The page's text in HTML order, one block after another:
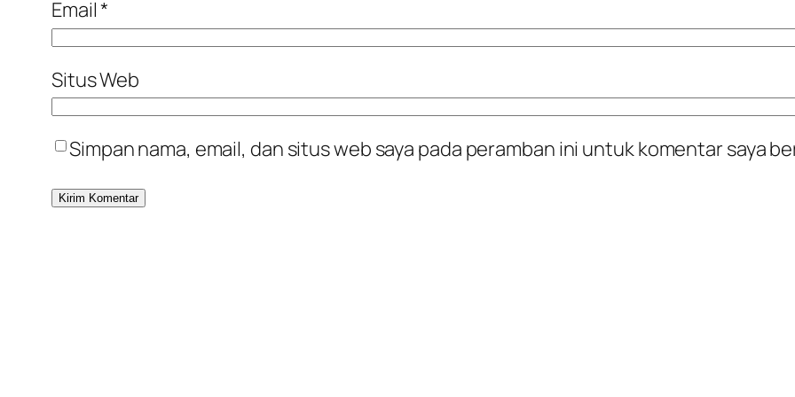
Email*
Situs Web
Simpan nama, email, dan situs web saya pada peramban ini untuk komentar saya